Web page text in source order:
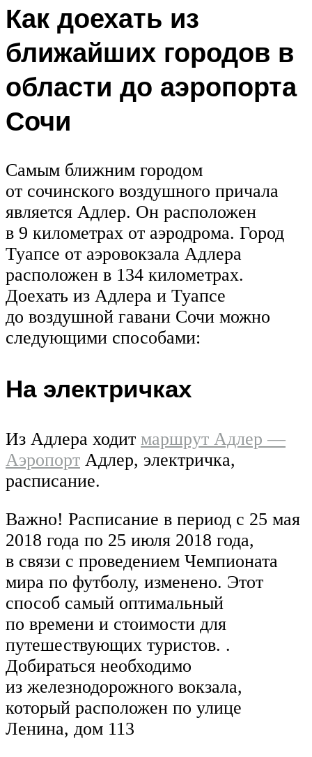
Как доехать из
ближайших городов в
области до аэропорта
Сочи
Самым ближним городом
от сочинского воздушного причала
является Адлер. Он расположен
в 9 километрах от аэродрома. Город
Туапсе от аэровокзала Адлера
расположен в 134 километрах.
Доехать из Адлера и Туапсе
до воздушной гавани Сочи можно
следующими способами:
На электричках
Из Адлера ходит маршрут Адлер —
Аэропорт Адлер, электричка,
расписание.
Важно! Расписание в период с 25 мая
2018 года по 25 июля 2018 года,
в связи с проведением Чемпионата
мира по футболу, изменено. Этот
способ самый оптимальный
по времени и стоимости для
путешествующих туристов. .
Добираться необходимо
из железнодорожного вокзала,
который расположен по улице
Ленина, дом 113